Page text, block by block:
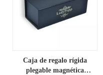
Caja de regalo rígida
plegable magnética